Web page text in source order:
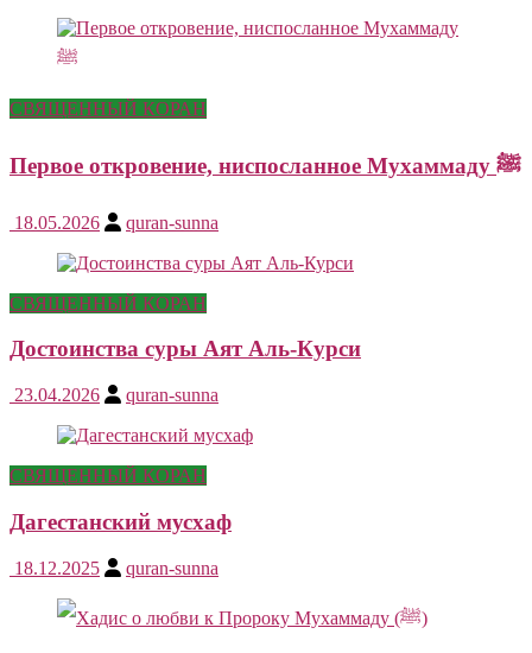
СВЯЩЕННЫЙ КОРАН
Первое откровение, ниспосланное Мухаммаду ﷺ
18.05.2026 quran-sunna
СВЯЩЕННЫЙ КОРАН
Достоинства суры Аят Аль-Курси
23.04.2026 quran-sunna
СВЯЩЕННЫЙ КОРАН
Дагестанский мусхаф
18.12.2025 quran-sunna